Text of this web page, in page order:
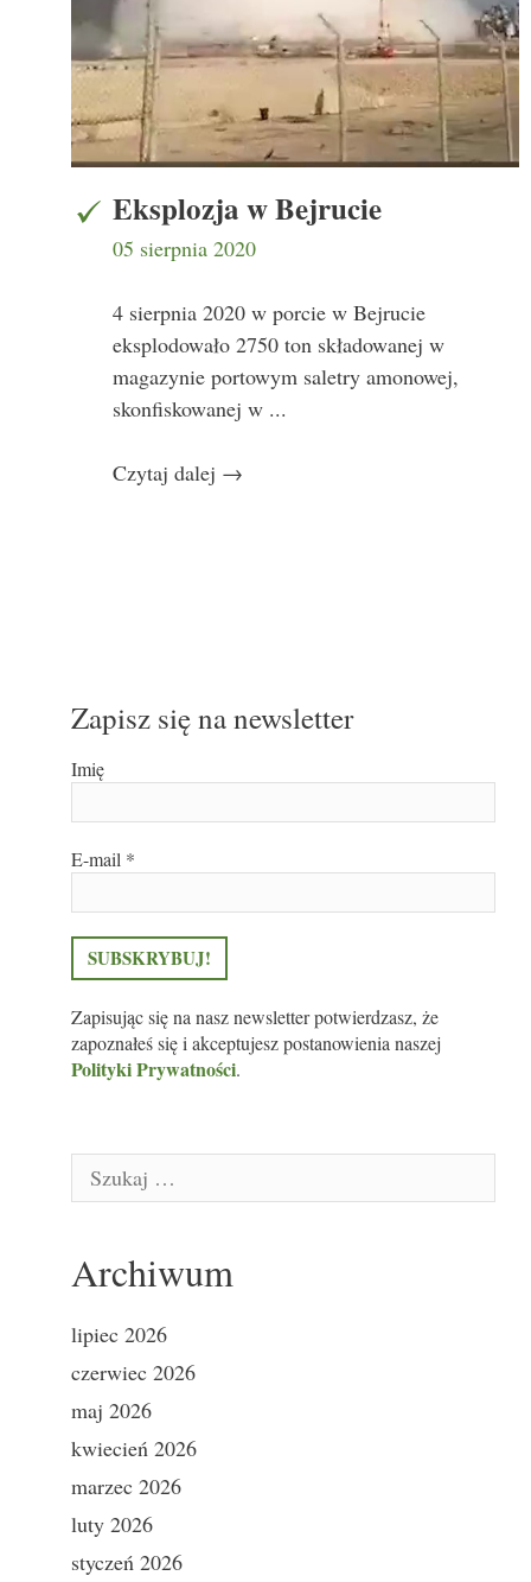
Eksplozja w Bejrucie
05 sierpnia 2020
4 sierpnia 2020 w porcie w Bejrucie
eksplodowało 2750 ton składowanej w
magazynie portowym saletry amonowej,
skonfiskowanej w ...
Czytaj dalej →
Zapisz się na newsletter
Imię
E-mail *
Zapisując się na nasz newsletter potwierdzasz, że
zapoznałeś się i akceptujesz postanowienia naszej
Polityki Prywatności.
Szukaj:
Archiwum
lipiec 2026
czerwiec 2026
maj 2026
kwiecień 2026
marzec 2026
luty 2026
styczeń 2026